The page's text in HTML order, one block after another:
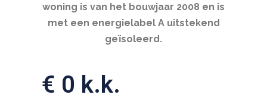
woning is van het bouwjaar 2008 en is
met een energielabel A uitstekend
geïsoleerd.
€ 0 k.k.